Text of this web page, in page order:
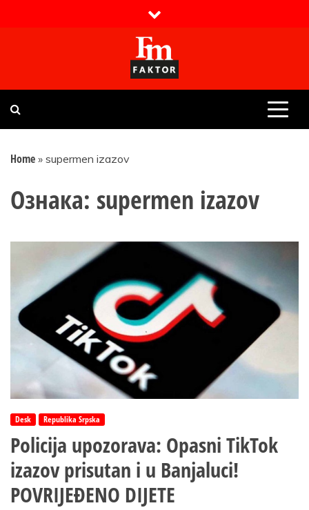
Faktor magazin
Uvijek presudan
Home » supermen izazov
Ознака: supermen izazov
Desk Republika Srpska
Policija upozorava: Opasni TikTok
izazov prisutan i u Banjaluci!
POVRIJEĐENO DIJETE